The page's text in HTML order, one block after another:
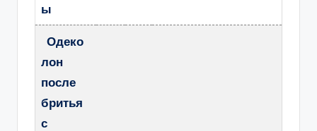
ы
Одеко
лон
после
бритья
с